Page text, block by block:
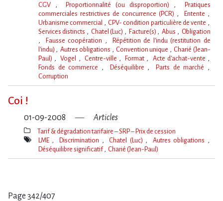
Mot(s)-
CGV
Proportionnalité (ou disproportion)
Pratiques
commerciales restrictives de concurrence (PCR)
Entente
Urbanisme commercial
CPV- condition particulière de vente
Services distincts
Chatel (Luc) Facture(s) Abus
Obligation
Fausse coopération
Répétition de l'indu (restitution de
l'indu)
Autres obligations Convention unique
Charié (Jean-
Paul)
Vogel Centre-ville Format
Acte d'achat-vente
Fonds de commerce
Déséquilibre
Parts de marché
Corruption
Coi !
01-09-2008 Articles
Thèmes(s)
Tarif & dégradation tarifaire – SRP – Prix de cession
Mot(s)-
LME Discrimination Chatel (Luc)
Autres obligations
Déséquilibre significatif Charié (Jean-Paul)
Page 342/407